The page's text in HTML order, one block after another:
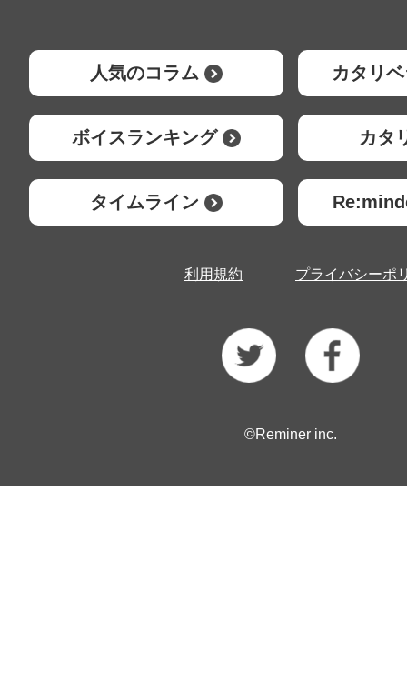
人気のコラム カタリ
ボイスランキング カタ
タイムライン
利用規約 プライバシーポ
©Reminer inc.